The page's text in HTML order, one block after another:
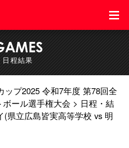
日程結果
ップ2025 令和7年度 第78回全
ール選手権大会
日程・結
(県立広島皆実高等学校 vs 明